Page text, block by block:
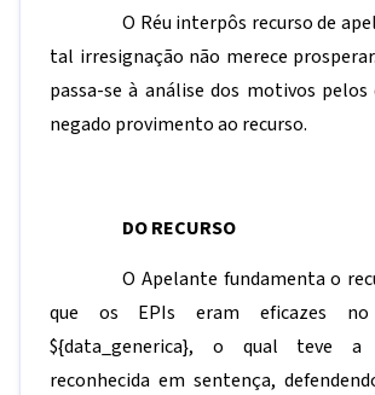
O Réu interpôs recurso de
tal irresignação não merece
passa-se à análise dos motivos pelos
negado provimento ao recurso.
DO RECURSO
O Apelante fundamenta o
que os EPIs eram eficazes
${data_generica}, o qual teve a
reconhecida em sentença,